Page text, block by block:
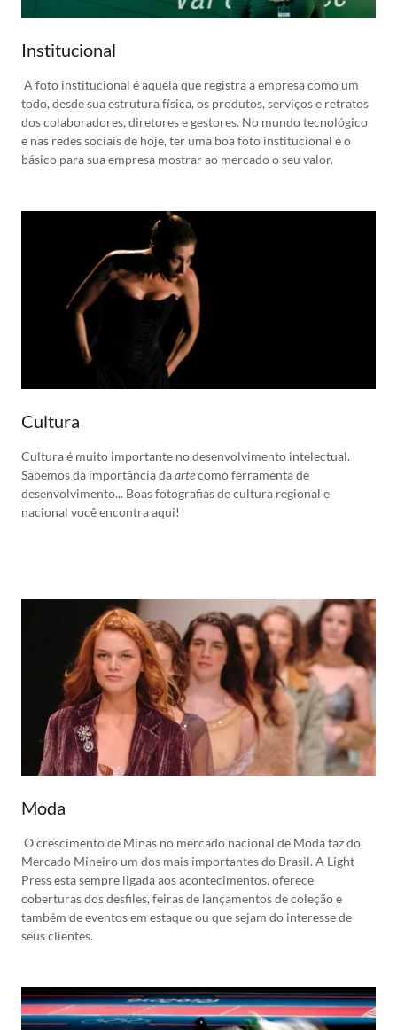
Institucional
A foto institucional é aquela que registra a empresa como um
todo, desde sua estrutura física, os produtos, serviços e retratos
dos colaboradores, diretores e gestores. No mundo tecnológico
e nas redes sociais de hoje, ter uma boa foto institucional é o
básico para sua empresa mostrar ao mercado o seu valor.
Cultura
Cultura é muito importante no desenvolvimento intelectual.
Sabemos da importância daartecomo ferramenta de
desenvolvimento... Boas fotografias de cultura regional e
nacional você encontra aqui!
Moda
O crescimento de Minas no mercado nacional de Moda faz do
Mercado Mineiro um dos mais importantes do Brasil. A Light
Press esta sempre ligada aos acontecimentos. oferece
coberturas dos desfiles, feiras de lançamentos de coleção e
também de eventos em estaque ou que sejam do interesse de
seus clientes.